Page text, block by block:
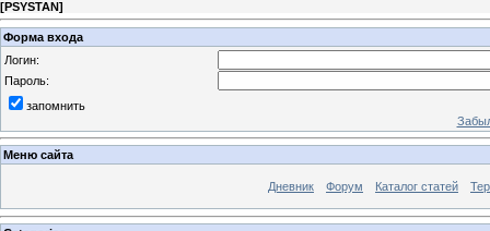
[PSYSTAN]
Форма входа
Логин:
Пароль:
запомнить
Меню сайта
Дневник Форум Каталог статей